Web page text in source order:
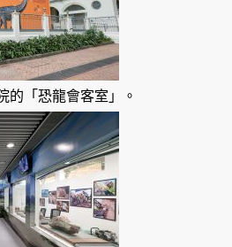
的「恐龍會客室」。